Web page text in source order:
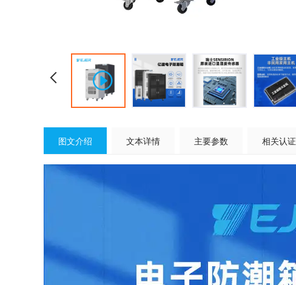
图文介绍 文本详情 主要参数 相关认证